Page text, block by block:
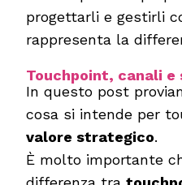
progettarli e gestirli
rappresenta la
Touchpoint, canali
In questo post
cosa si intende per
valore strategico.
È molto importante